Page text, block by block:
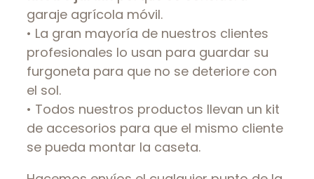
garaje agrícola móvil.
• La gran mayoría de nuestros clientes
profesionales lo usan para guardar su
furgoneta para que no se deteriore con
el sol.
• Todos nuestros productos llevan un kit
de accesorios para que el mismo cliente
se pueda montar la caseta.